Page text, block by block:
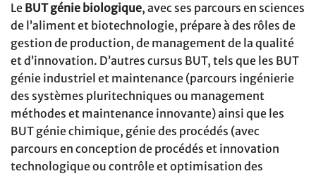
Le BUT génie biologique, avec ses parcours en sciences
de l’aliment et biotechnologie, prépare à des rôles de
gestion de production, de management de la qualité
et d’innovation. D’autres cursus BUT, tels que les BUT
génie industriel et maintenance (parcours ingénierie
des systèmes pluritechniques ou management
méthodes et maintenance innovante) ainsi que les
BUT génie chimique, génie des procédés (avec
parcours en conception de procédés et innovation
technologique ou contrôle et optimisation des